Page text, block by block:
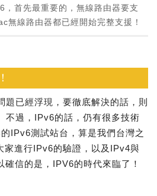
，首先最重要的，無線路由器要支
無線路由器都已經開始完整支援！
題已經浮現，要徹底解決的話，則
不過，IPv6的話，仍有很多技術
IPv6測試站台，算是我們台灣之
家進行IPv6的驗證，以及IPv4與
信的是，IPV6的時代來臨了！